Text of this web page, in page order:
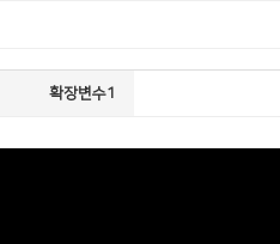
확장변수1